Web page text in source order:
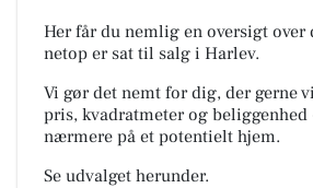
Her får du nemlig en oversigt over
netop er sat til salg i Harlev.
Vi gør det nemt for dig, der gerne
pris, kvadratmeter og
nærmere på et potentielt hjem.
Se udvalget herunder.